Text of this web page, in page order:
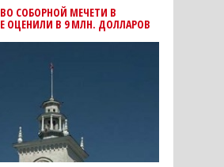
СОБОРНОЙ МЕЧЕТИ В
ОЦЕНИЛИ В 9 МЛН. ДОЛЛАРОВ